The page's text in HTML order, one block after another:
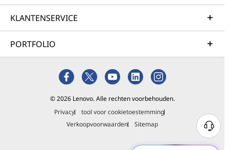
KLANTENSERVICE
PORTFOLIO
© 2026 Lenovo. Alle rechten voorbehouden.
Privacy
tool voor cookietoestemming
Verkoopvoorwaarden
Sitemap